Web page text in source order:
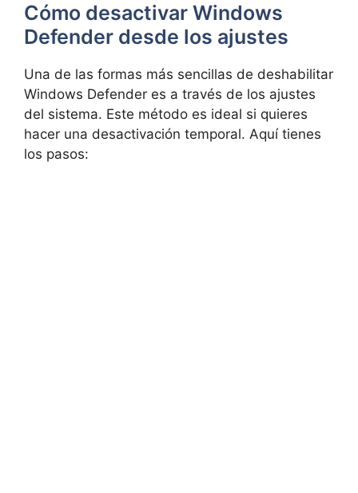
Cómo desactivar Windows
Defender desde los ajustes
Una de las formas más sencillas de deshabilitar
Windows Defender es a través de los ajustes
del sistema. Este método es ideal si quieres
hacer una desactivación temporal. Aquí tienes
los pasos: